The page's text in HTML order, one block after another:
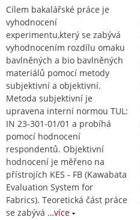
Cílem bakalářské práce je
vyhodnocení
experimentu,který se zabývá
vyhodnocením rozdílu omaku
bavlněných a bio bavlněných
materiálů pomocí metody
subjektivní a objektivní.
Metoda subjektivní je
upravena interní normou TUL:
IN 23-301-01/01 a probíhá
pomocí hodnocení
respondentů. Objektivní
hodnocení je měřeno na
přístrojích KES - FB (Kawabata
Evaluation System for
Fabrics). Teoretická část práce
se zabývá …více